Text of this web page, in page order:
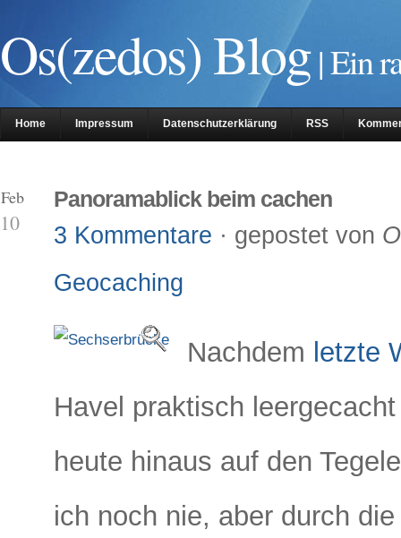
Os(zedos) Blog| Ein
Home Impressum Datenschutzerklärung RSS
Panoramablick beim cachen
3 Kommentare · gepostet von
Geocaching
Nachdem letzte
Havel praktisch
heute hinaus auf den
ich noch nie, aber durch